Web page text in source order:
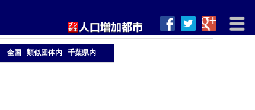
全国 類似団体内 千葉県内